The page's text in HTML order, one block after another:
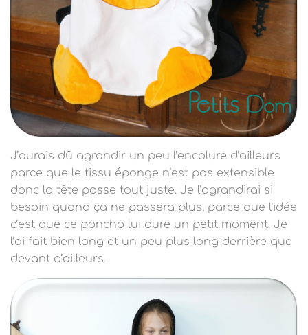
J’aurais dû agrandir un peu l’encolure d’ailleurs
parce que le tissu éponge n’est pas extensible
donc la tête passe tout juste. Je l’agrandirai si
besoin quand ça ne passera plus, parce que l’idée
c’est que ce poncho lui dure un petit moment. Je
l’ai fait bien long et un peu plus long derrière que
devant d’ailleurs.